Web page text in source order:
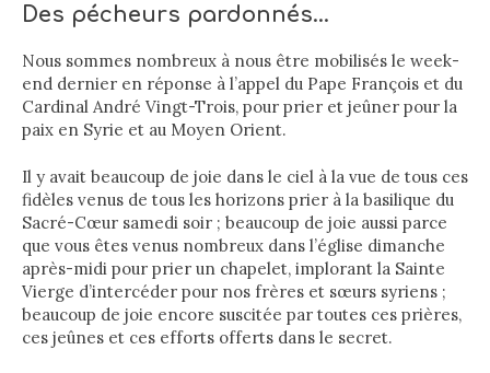
Des pécheurs pardonnés…
Nous sommes nombreux à nous être mobilisés le week-
end dernier en réponse à l’appel du Pape François et du
Cardinal André Vingt-Trois, pour prier et jeûner pour la
paix en Syrie et au Moyen Orient.
Il y avait beaucoup de joie dans le ciel à la vue de tous ces
fidèles venus de tous les horizons prier à la basilique du
Sacré-Cœur samedi soir ; beaucoup de joie aussi parce
que vous êtes venus nombreux dans l’église dimanche
après-midi pour prier un chapelet, implorant la Sainte
Vierge d’intercéder pour nos frères et sœurs syriens ;
beaucoup de joie encore suscitée par toutes ces prières,
ces jeûnes et ces efforts offerts dans le secret.